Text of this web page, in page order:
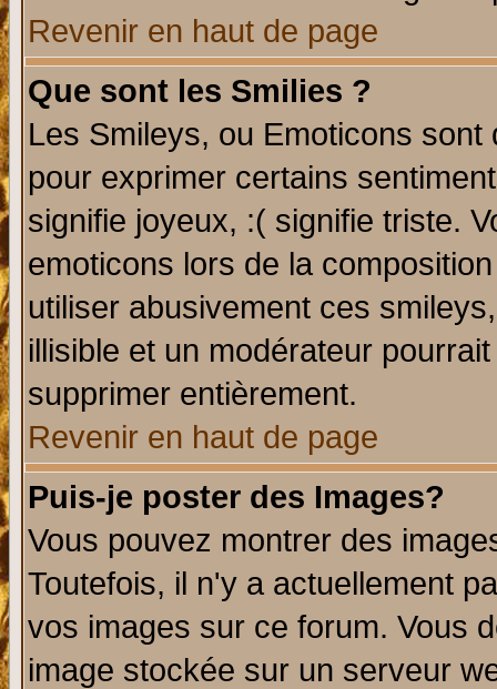
Revenir en haut de page
Que sont les Smilies ?
Les Smileys, ou Emoticons
pour exprimer certains
signifie joyeux, :( signifie triste.
emoticons lors de la
utiliser abusivement ces
illisible et un modérateur
supprimer entièrement.
Revenir en haut de page
Puis-je poster des Images?
Vous pouvez montrer des
Toutefois, il n'y a actuellement
vos images sur ce forum. Vous
image stockée sur un serveur